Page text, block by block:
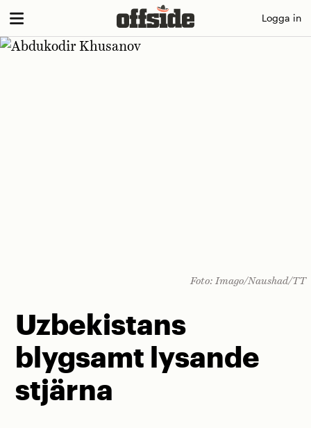
Skip
content
Logga in
Foto: Imago/Naushad/TT
Uzbekistans
blygsamt lysande
stjärna